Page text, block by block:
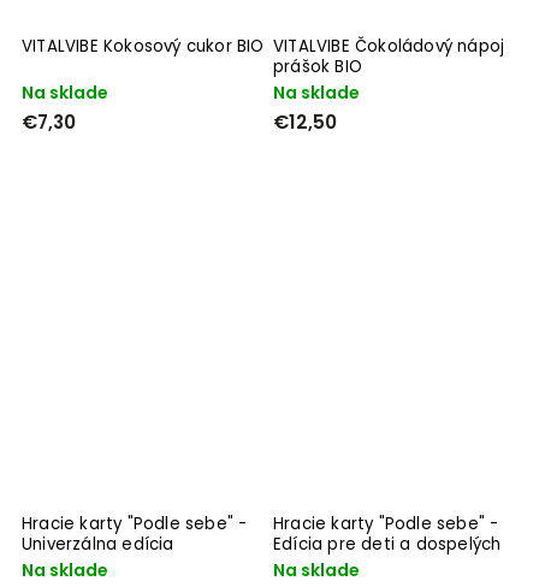
VITALVIBE Kokosový cukor BIO
Na sklade
€7,30
VITALVIBE Čokoládový nápoj
prášok BIO
Na sklade
€12,50
Hracie karty "Podle sebe" -
Univerzálna edícia
Na sklade
Hracie karty "Podle sebe" -
Edícia pre deti a dospelých
Na sklade